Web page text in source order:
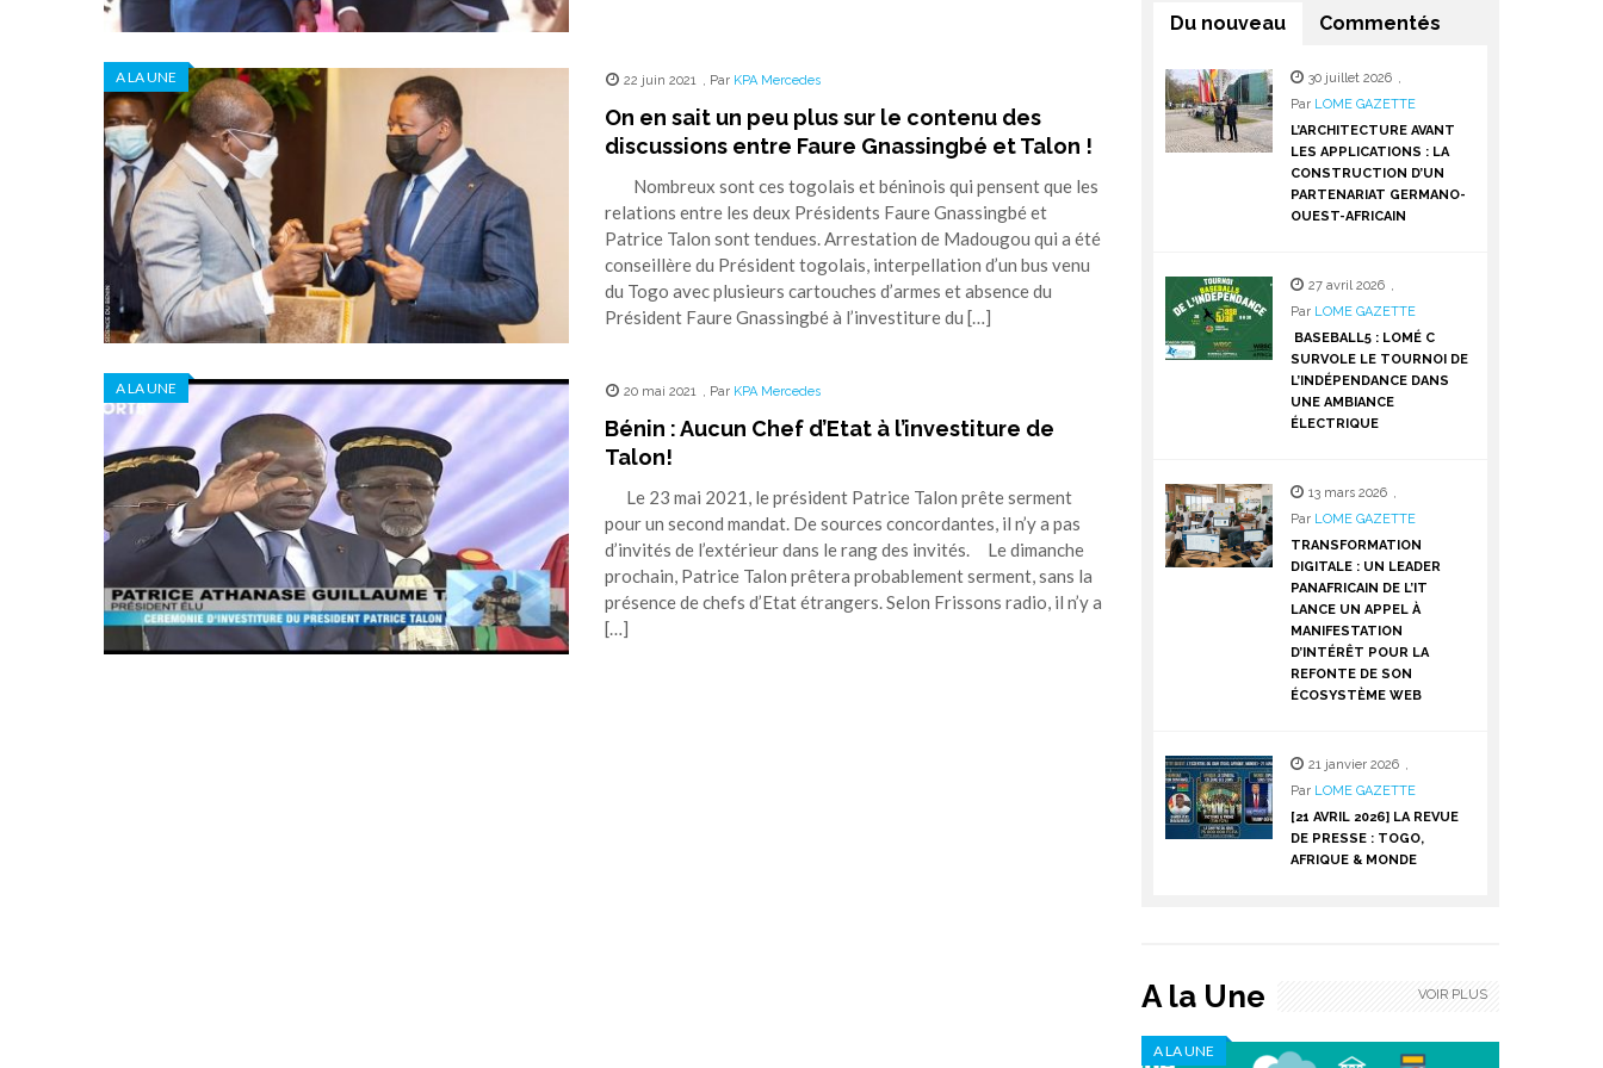
A LA UNE 22 juin 2021 , Par KPA Mercedes
On en sait un peu plus sur le contenu des
discussions entre Faure Gnassingbé et Talon !
Nombreux sont ces togolais et béninois qui pensent que les
relations entre les deux Présidents Faure Gnassingbé et
Patrice Talon sont tendues. Arrestation de Madougou qui a été
conseillère du Président togolais, interpellation d’un bus venu
du Togo avec plusieurs cartouches d’armes et absence du
Président Faure Gnassingbé à l’investiture du […]
A LA UNE 20 mai 2021 , Par KPA Mercedes
Bénin : Aucun Chef d’Etat à l’investiture de
Talon!
Le 23 mai 2021, le président Patrice Talon prête serment
pour un second mandat. De sources concordantes, il n’y a pas
d’invités de l’extérieur dans le rang des invités. Le dimanche
prochain, Patrice Talon prêtera probablement serment, sans la
présence de chefs d’Etat étrangers. Selon Frissons radio, il n’y a
[…]
Du nouveau Commentés
30 juillet 2026 ,
Par LOME GAZETTE
L’ARCHITECTURE AVANT
LES APPLICATIONS : LA
CONSTRUCTION D’UN
PARTENARIAT GERMANO-
OUEST-AFRICAIN
27 avril 2026 ,
Par LOME GAZETTE
BASEBALL5 : LOMÉ C
SURVOLE LE TOURNOI DE
L’INDÉPENDANCE DANS
UNE AMBIANCE
ÉLECTRIQUE
13 mars 2026 ,
Par LOME GAZETTE
TRANSFORMATION
DIGITALE : UN LEADER
PANAFRICAIN DE L’IT
LANCE UN APPEL À
MANIFESTATION
D’INTÉRÊT POUR LA
REFONTE DE SON
ÉCOSYSTÈME WEB
21 janvier 2026 ,
Par LOME GAZETTE
[21 AVRIL 2026] LA REVUE
DE PRESSE : TOGO,
AFRIQUE & MONDE
A la Une
A LA UNE
VOIR PLUS